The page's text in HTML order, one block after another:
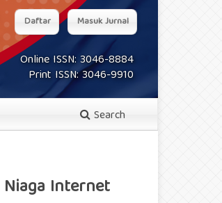
Online ISSN: 3046-8884
Print ISSN: 3046-9910
Search
Daftar Masuk Jurnal
Internet